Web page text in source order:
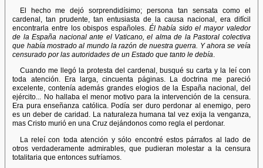
El hecho me dejó sorprendidísimo; persona tan sensata como el
cardenal, tan prudente, tan entusiasta de la causa nacional, era difícil
encontrarla entre los obispos españoles. Él había sido el mayor valedor
de la España nacional ante el Vaticano, el alma de la Pastoral colectiva
que había mostrado al mundo la razón de nuestra guerra. Y ahora se veía
censurado por las autoridades de un Estado que tanto le debía.
Cuando me llegó la protesta del cardenal, busqué su carta y la leí con
toda atención. Era larga, cincuenta páginas. La doctrina me pareció
excelente, contenía además grandes elogios de la España nacional, del
ejército... No hallaba el menor motivo para la intervención de la censura.
Era pura enseñanza católica. Podía ser duro perdonar al enemigo, pero
es un deber de caridad. La naturaleza humana tal vez exija la venganza,
mas Cristo murió en una Cruz dejándonos como regla el perdonar.
La releí con toda atención y sólo encontré estos párrafos al lado de
otros verdaderamente admirables, que pudieran molestar a la censura
totalitaria que entonces sufríamos.